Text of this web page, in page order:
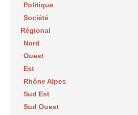
Politique
Société
Régional
Nord
Ouest
Est
Rhône Alpes
Sud Est
Sud Ouest